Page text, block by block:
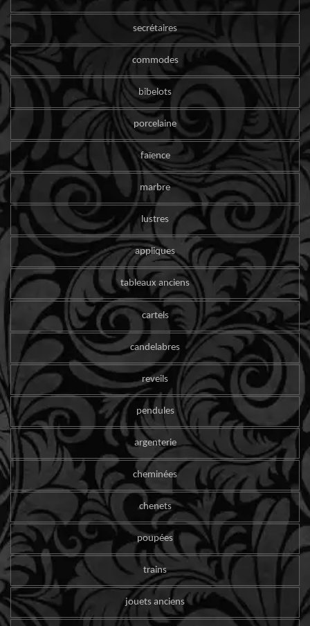
secrétaires
commodes
bibelots
porcelaine
faïence
marbre
lustres
appliques
tableaux anciens
cartels
candelabres
reveils
pendules
argenterie
cheminées
chenets
poupées
trains
jouets anciens